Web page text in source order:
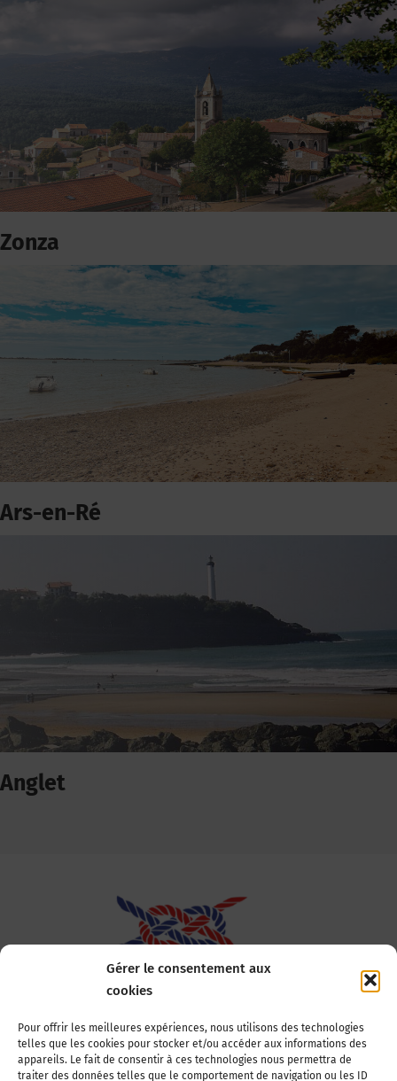
Gérer le consentement aux
cookies
Pour offrir les meilleures expériences, nous utilisons des technologies
telles que les cookies pour stocker et/ou accéder aux informations des
appareils. Le fait de consentir à ces technologies nous permettra de
traiter des données telles que le comportement de navigation ou les ID
Zonza
Ars-en-Ré
Anglet
Association Nationale des Elus des Littoraux
22, boulevard de la Tour-Maubourg
75007 Paris